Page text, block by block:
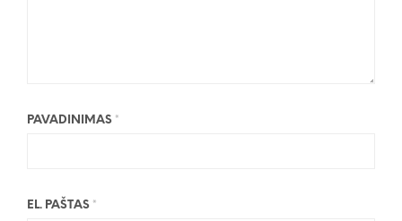
PAVADINIMAS *
EL. PAŠTAS *